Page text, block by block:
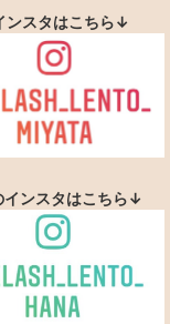
ンスタはこちら↓
インスタはこちら↓